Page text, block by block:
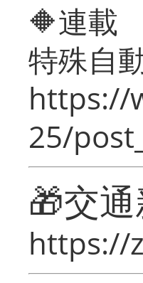
🔶連載
特殊自
https://
25/
🎁交
https://